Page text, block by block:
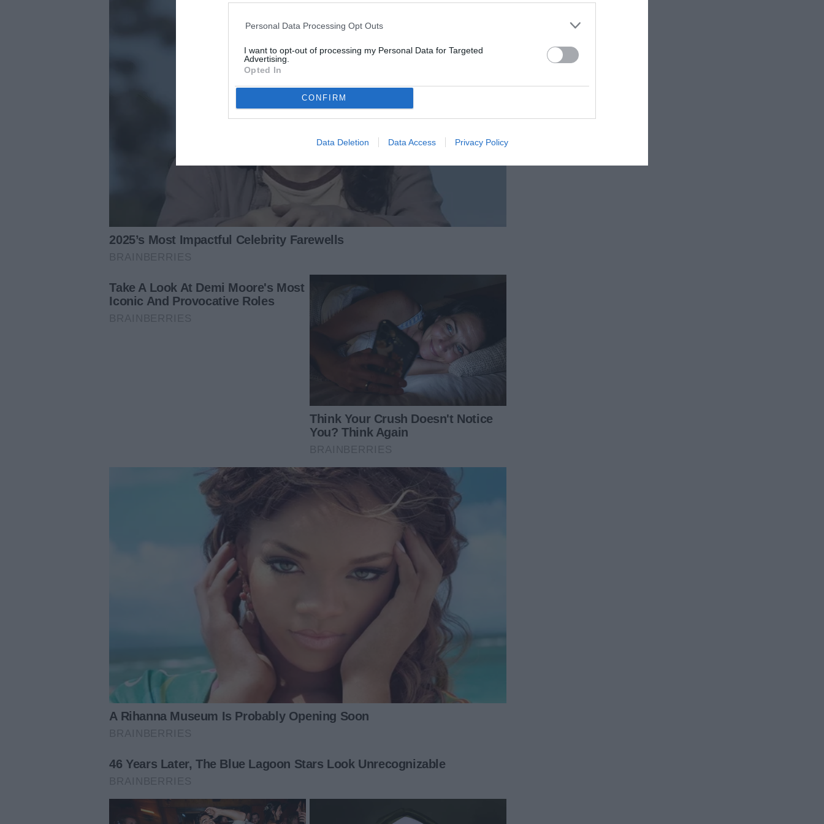
Personal Data Processing Opt Outs
I want to opt-out of processing my Personal Data for Targeted
Advertising.
Opted In
CONFIRM
Data Deletion Data Access Privacy Policy